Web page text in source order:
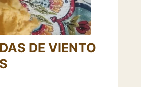
DE VIENTO